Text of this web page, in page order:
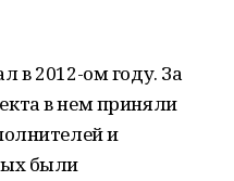
в 2012-ом году. За
в нем приняли
и
были